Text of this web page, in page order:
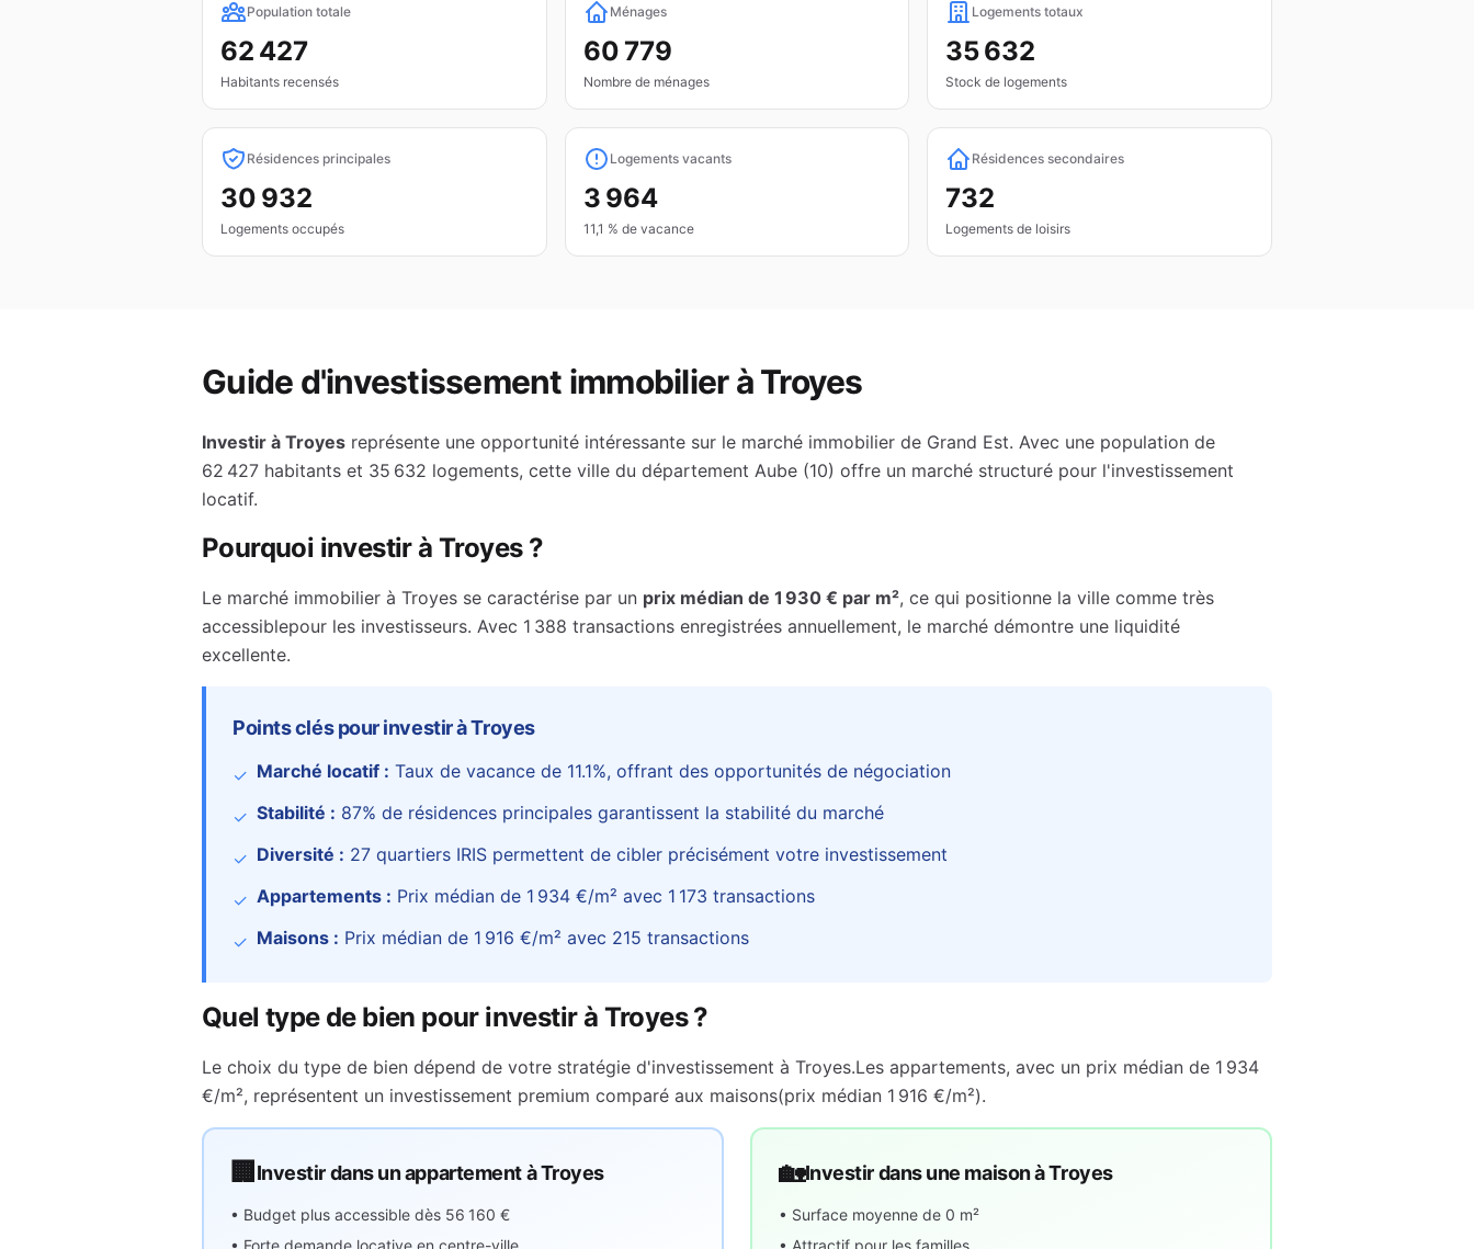
Population totale
62 427
Habitants recensés
Ménages
60 779
Nombre de ménages
Logements totaux
35 632
Stock de logements
Résidences principales
30 932
Logements occupés
Logements vacants
3 964
11,1 % de vacance
Résidences secondaires
732
Logements de loisirs
Guide d'investissement immobilier àTroyes
Investir à Troyes représente une opportunité intéressante sur le marché immobilier de Grand Est. Avec une population de
62 427 habitants et 35 632 logements, cette ville du département Aube (10) offre un marché structuré pour l'investissement
locatif.
Pourquoi investir à Troyes?
Le marché immobilier à Troyes se caractérise par un prix médian de 1 930 € par m², ce qui positionne la ville comme très
accessiblepour les investisseurs. Avec 1 388 transactions enregistrées annuellement, le marché démontre une liquidité
excellente.
Points clés pour investir àTroyes
✓ Marché locatif : Taux de vacance de 11.1%, offrant des opportunités de négociation
✓ Stabilité : 87% de résidences principales garantissent la stabilité du marché
✓ Diversité : 27 quartiers IRIS permettent de cibler précisément votre investissement
✓ Appartements : Prix médian de 1 934 €/m² avec 1 173 transactions
✓ Maisons : Prix médian de 1 916 €/m² avec 215 transactions
Quel type de bien pour investir à Troyes?
Le choix du type de bien dépend de votre stratégie d'investissement à Troyes.Les appartements, avec un prix médian de 1 934
€/m², représentent un investissement premium comparé aux maisons(prix médian 1 916 €/m²).
🏢 Investir dans un appartement àTroyes
• Budget plus accessible dès 56 160 €
• Forte demande locative en centre-ville
🏡Investir dans une maison àTroyes
• Surface moyenne de 0 m²
• Attractif pour les familles